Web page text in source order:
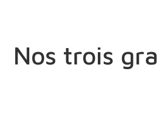
Nos trois